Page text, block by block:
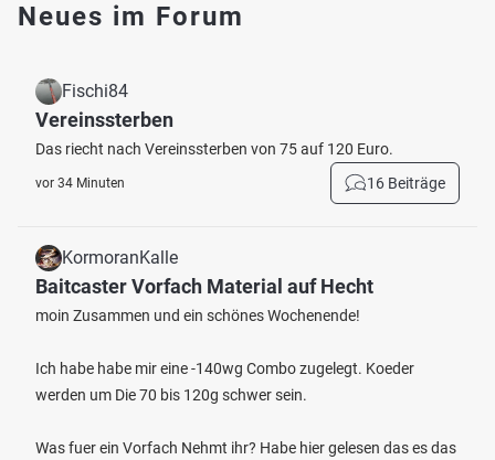
Neues im Forum
Fischi84
Vereinssterben
Das riecht nach Vereinssterben von 75 auf 120 Euro.
vor 34 Minuten 16 Beiträge
KormoranKalle
Baitcaster Vorfach Material auf Hecht
moin Zusammen und ein schönes Wochenende!
Ich habe habe mir eine -140wg Combo zugelegt. Koeder
werden um Die 70 bis 120g schwer sein.
Was fuer ein Vorfach Nehmt ihr? Habe hier gelesen das es das